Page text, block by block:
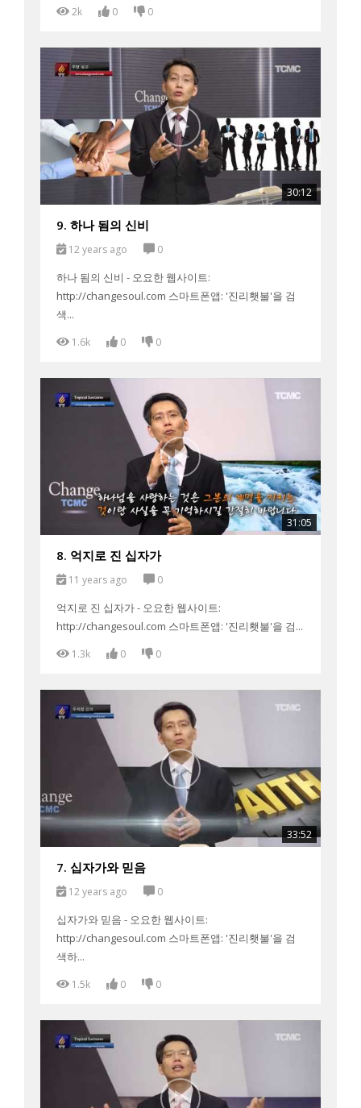
2k 0 0
30:12
9. 하나 됨의 신비
12 years ago 0
하나 됨의 신비 - 오요한 웹사이트:
http://changesoul.com 스마트폰앱: '진리횃불'을 검
색...
1.6k 0 0
31:05
8. 억지로 진 십자가
11 years ago 0
억지로 진 십자가 - 오요한 웹사이트:
http://changesoul.com 스마트폰앱: '진리횃불'을 검...
1.3k 0 0
33:52
7. 십자가와 믿음
12 years ago 0
십자가와 믿음 - 오요한 웹사이트:
http://changesoul.com 스마트폰앱: '진리횃불'을 검
색하...
1.5k 0 0